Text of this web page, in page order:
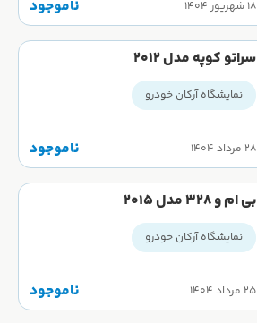
۱۸ شهریور ۱۴۰۴ ناموجود
سراتو کوپه مدل ۲۰۱۲
نمایشگاه آرکان خودرو
۲۸ مرداد ۱۴۰۴ ناموجود
بی ام و 328 مدل 2015
نمایشگاه آرکان خودرو
۲۵ مرداد ۱۴۰۴ ناموجود